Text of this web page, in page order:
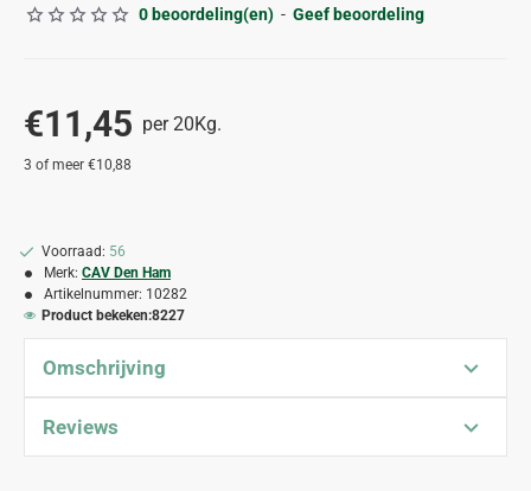
0 beoordeling(en) - Geef beoordeling
€11,45 per 20Kg.
3 of meer €10,88
Voorraad: 56
Merk: CAV Den Ham
Artikelnummer: 10282
Product bekeken:8227
Omschrijving
Reviews